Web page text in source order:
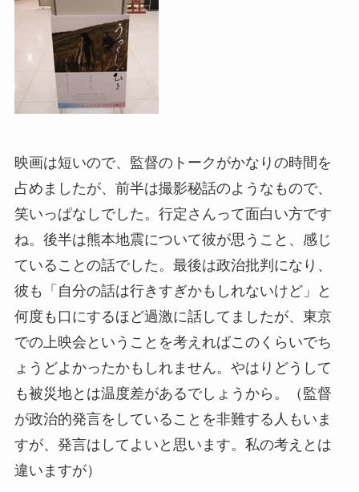
映画は短いので、監督のトークがかなりの時間を
占めましたが、前半は撮影秘話のようなもので、
笑いっぱなしでした。行定さんって面白い方です
ね。後半は熊本地震について彼が思うこと、感じ
ていることの話でした。最後は政治批判になり、
彼も「自分の話は行きすぎかもしれないけど」と
何度も口にするほど過激に話してましたが、東京
での上映会ということを考えればこのくらいでち
ょうどよかったかもしれません。やはりどうして
も被災地とは温度差があるでしょうから。（監督
が政治的発言をしていることを非難する人もいま
すが、発言はしてよいと思います。私の考えとは
違いますが）